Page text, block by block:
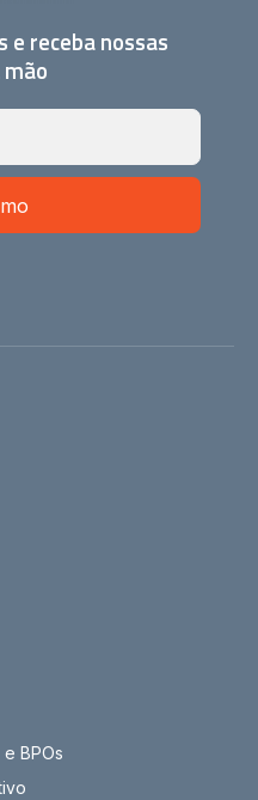
e receba nossas
BPOs